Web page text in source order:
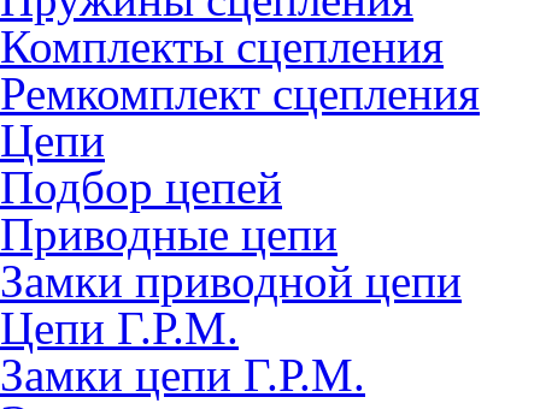
Комплекты сцепления
Ремкомплект сцепления
Цепи
Подбор цепей
Приводные цепи
Замки приводной цепи
Цепи Г.Р.М.
Замки цепи Г.Р.М.